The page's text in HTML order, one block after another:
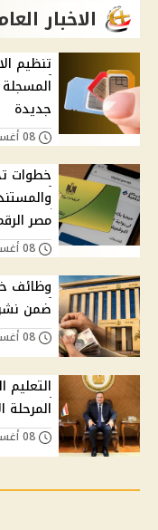
الاخبار
تنظيم
جديدة
مصر
ضمن
المرحلة